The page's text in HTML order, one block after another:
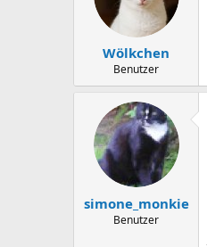
Wölkchen
Benutzer
simone_monkie
Benutzer